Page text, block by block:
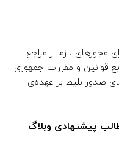
لازم از مراجع
قوانین و مقررات جمهوری
صدور بلیط بر عهده‌ی
پیشنهادی وبلاگ